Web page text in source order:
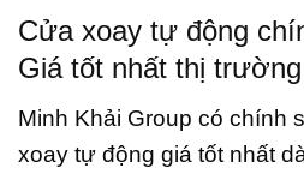
Cửa xoay tự động
Giá tốt nhất thị trường
Minh Khải Group có chính
xoay tự động giá tốt nhất